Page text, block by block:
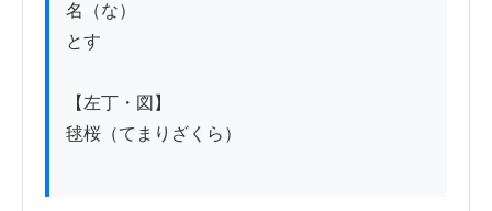
名（な）
とす
【左丁・図】
毬桜（てまりざくら）